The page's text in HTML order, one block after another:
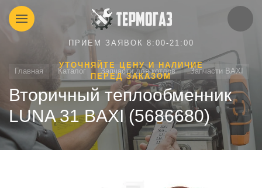
ПРИЕМ ЗАЯВОК 8:00-21:00
УТОЧНЯЙТЕ ЦЕНУ И НАЛИЧИЕ
ПЕРЕД ЗАКАЗОМ
Главная Каталог Запчасти для котлов Запчасти BAXI
Вторичный теплообменник
LUNA 31 BAXI (5686680)